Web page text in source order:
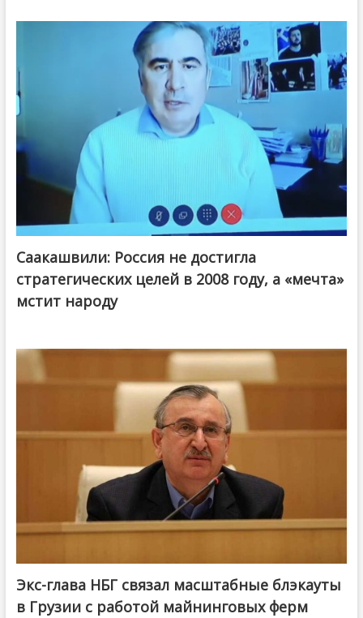
Саакашвили: Россия не достигла
стратегических целей в 2008 году, а «мечта»
мстит народу
Экс-глава НБГ связал масштабные блэкауты
в Грузии с работой майнинговых ферм